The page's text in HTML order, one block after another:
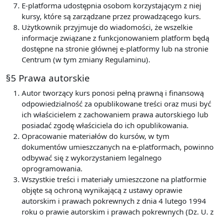
E-platforma udostępnia osobom korzystającym z niej
kursy, które są zarządzane przez prowadzącego kurs.
Użytkownik przyjmuje do wiadomości, że wszelkie
informacje związane z funkcjonowaniem platform będą
dostępne na stronie głównej e-platformy lub na stronie
Centrum (w tym zmiany Regulaminu).
§5 Prawa autorskie
Autor tworzący kurs ponosi pełną prawną i finansową
odpowiedzialność za opublikowane treści oraz musi być
ich właścicielem z zachowaniem prawa autorskiego lub
posiadać zgodę właściciela do ich opublikowania.
Opracowanie materiałów do kursów, w tym
dokumentów umieszczanych na e-platformach, powinno
odbywać się z wykorzystaniem legalnego
oprogramowania.
Wszystkie treści i materiały umieszczone na platformie
objęte są ochroną wynikającą z ustawy oprawie
autorskim i prawach pokrewnych z dnia 4 lutego 1994
roku o prawie autorskim i prawach pokrewnych (Dz. U. z